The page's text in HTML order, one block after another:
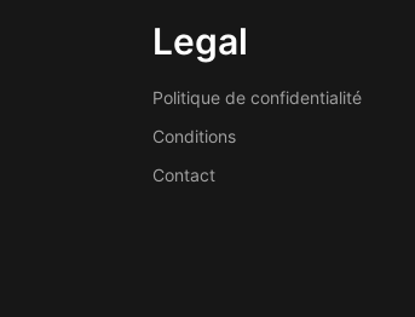
Legal
Politique de confidentialité
Conditions
Contact